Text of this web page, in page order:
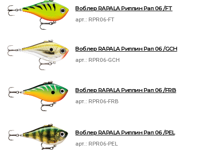
Воблер RAPALA Риппин Рап 06 /FT
арт.: RPR06-FT
Воблер RAPALA Риппин Рап 06 /GCH
арт.: RPR06-GCH
Воблер RAPALA Риппин Рап 06 /FRB
арт.: RPR06-FRB
Воблер RAPALA Риппин Рап 06 /PEL
арт.: RPR06-PEL